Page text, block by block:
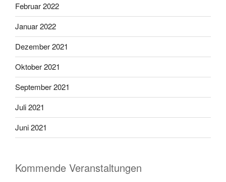
Februar 2022
Januar 2022
Dezember 2021
Oktober 2021
September 2021
Juli 2021
Juni 2021
Kommende Veranstaltungen